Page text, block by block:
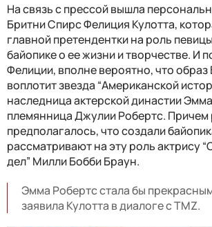
На связь с прессой вышла
Бритни Спирс Фелиция Кулотта,
главной претендентки на роль
байопике о ее жизни и творчестве. И
Фелиции, вполне вероятно, что образ
воплотит звезда “Американской
наследница актерской династии
племянница Джулии Робертс. Причем
предполагалось, что создали
рассматривают на эту роль актрису
дел” Милли Бобби Браун.
Эмма Робертс стала бы
заявила Кулотта в диалоге с TMZ.